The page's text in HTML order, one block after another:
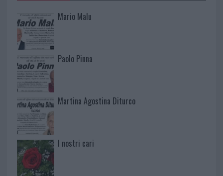
Mario Malu
Paolo Pinna
Martina Agostina Diturco
I nostri cari